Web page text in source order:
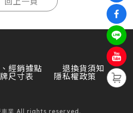
經銷據點 退換貨須知
尺寸表 隱私權政策
業 All rights reserved.